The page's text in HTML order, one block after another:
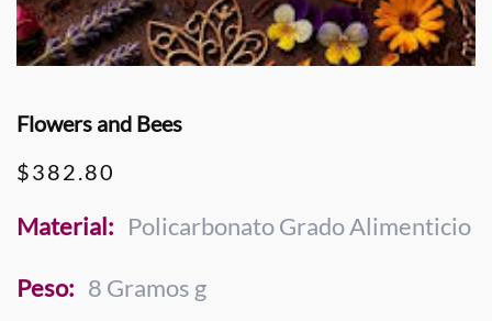
Flowers and Bees
$382.80
Material: Policarbonato Grado Alimenticio
Peso: 8 Gramos g